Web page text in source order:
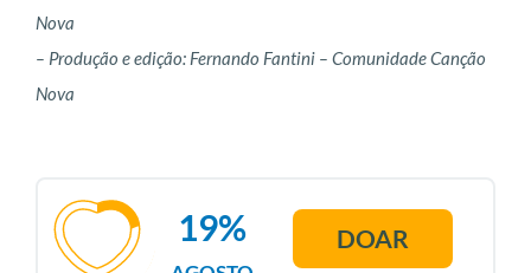
Nova
– Produção e edição: Fernando Fantini – Comunidade Canção
Nova
19% DOAR